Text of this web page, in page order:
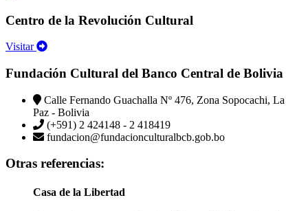
Centro de la Revolución Cultural
Visitar
Fundación Cultural del Banco Central de Bolivia
Calle Fernando Guachalla Nº 476, Zona Sopocachi, La
Paz - Bolivia
(+591) 2 424148 - 2 418419
fundacion@fundacionculturalbcb.gob.bo
Otras referencias:
Casa de la Libertad